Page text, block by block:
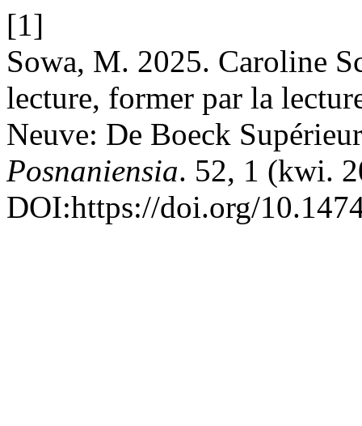
[1]
Sowa, M. 2025. Caroline
lecture, former par la
Neuve: De Boeck
Posnaniensia. 52, 1 (kwi.
DOI:https://doi.org/